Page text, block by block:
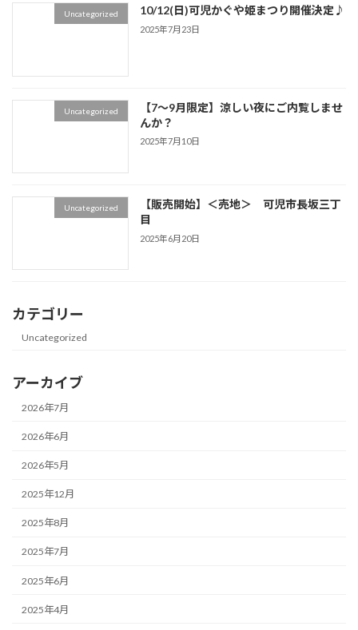
Uncategorized 10/12(日)可児かぐや姫まつり開催決定♪
2025年7月23日
Uncategorized
【7～9月限定】涼しい夜にご内覧しませ
んか？
2025年7月10日
Uncategorized
【販売開始】＜売地＞ 可児市長坂三丁
目
2025年6月20日
カテゴリー
Uncategorized
アーカイブ
2026年7月
2026年6月
2026年5月
2025年12月
2025年8月
2025年7月
2025年6月
2025年4月